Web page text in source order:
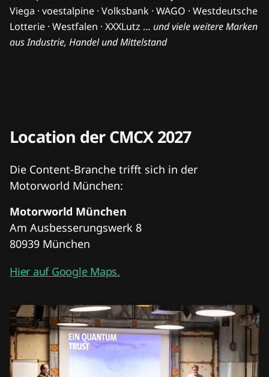
Viega · voestalpine · Volksbank · WAGO · Westdeutsche
Lotterie · Westfalen · XXXLutz … und viele weitere Marken
aus Industrie, Handel und Mittelstand
Location der CMCX 2027
Die Content-Branche trifft sich in der
Motorworld München:
Motorworld München
Am Ausbesserungswerk 8
80939 München
Hier auf Google Maps.